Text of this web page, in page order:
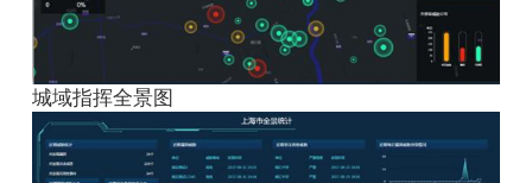
城域指挥全景图